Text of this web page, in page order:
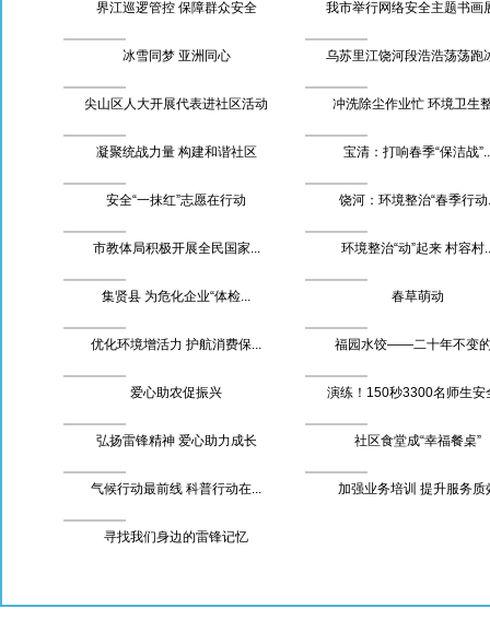
界江巡逻管控 保障群众安全 我市举行网络安全主题书画
冰雪同梦 亚洲同心 乌苏里江饶河段浩浩荡荡跑
尖山区人大开展代表进社区活动 冲洗除尘作业忙 环境卫生
凝聚统战力量 构建和谐社区 宝清：打响春季“保洁战
安全“一抹红”志愿在行动 饶河：环境整治“春季行动
市教体局积极开展全民国家... 环境整治“动”起来 村容村
集贤县 为危化企业“体检... 春草萌动
优化环境增活力 护航消费保... 福园水饺——二十年不变
爱心助农促振兴 演练！150秒3300名师生安
弘扬雷锋精神 爱心助力成长 社区食堂成“幸福餐桌”
气候行动最前线 科普行动在... 加强业务培训 提升服务质
寻找我们身边的雷锋记忆